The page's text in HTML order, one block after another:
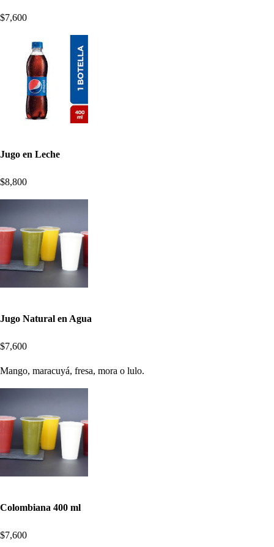
$7,600
Jugo en Leche
$8,800
Jugo Natural en Agua
$7,600
Mango, maracuyá, fresa, mora o lulo.
Colombiana 400 ml
$7,600